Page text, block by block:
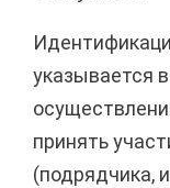
указывается
принять
(подрядчика,